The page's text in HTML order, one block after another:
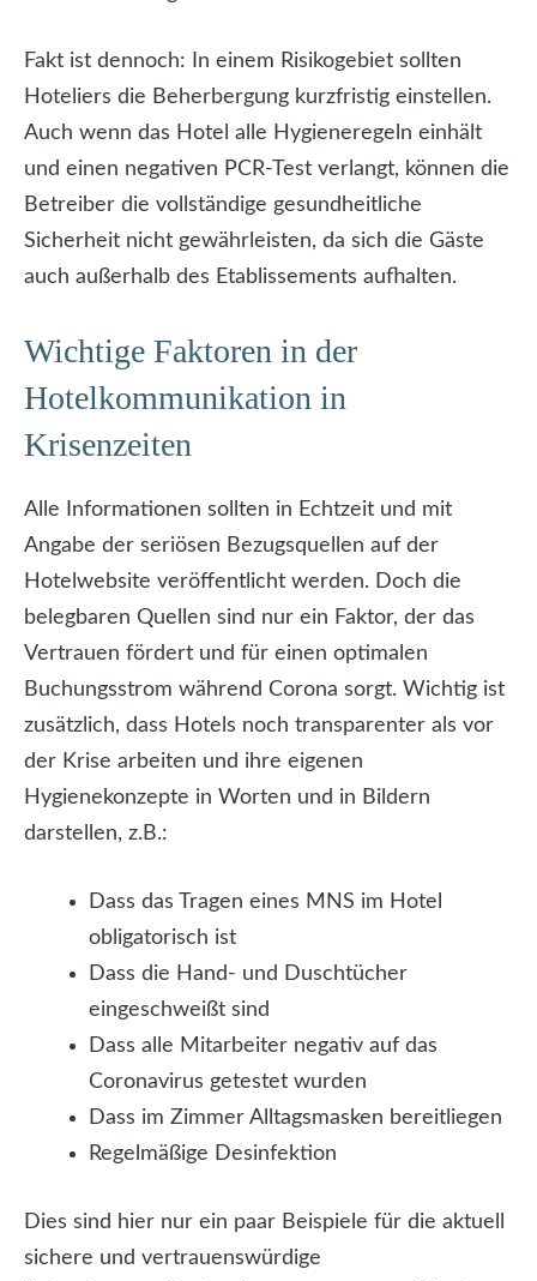
Fakt ist dennoch: In einem Risikogebiet sollten
Hoteliers die Beherbergung kurzfristig einstellen.
Auch wenn das Hotel alle Hygieneregeln einhält
und einen negativen PCR-Test verlangt, können die
Betreiber die vollständige gesundheitliche
Sicherheit nicht gewährleisten, da sich die Gäste
auch außerhalb des Etablissements aufhalten.
Wichtige Faktoren in der
Hotelkommunikation in
Krisenzeiten
Alle Informationen sollten in Echtzeit und mit
Angabe der seriösen Bezugsquellen auf der
Hotelwebsite veröffentlicht werden. Doch die
belegbaren Quellen sind nur ein Faktor, der das
Vertrauen fördert und für einen optimalen
Buchungsstrom während Corona sorgt. Wichtig ist
zusätzlich, dass Hotels noch transparenter als vor
der Krise arbeiten und ihre eigenen
Hygienekonzepte in Worten und in Bildern
darstellen, z.B.:
Dass das Tragen eines MNS im Hotel
obligatorisch ist
Dass die Hand- und Duschtücher
eingeschweißt sind
Dass alle Mitarbeiter negativ auf das
Coronavirus getestet wurden
Dass im Zimmer Alltagsmasken bereitliegen
Regelmäßige Desinfektion
Dies sind hier nur ein paar Beispiele für die aktuell
sichere und vertrauenswürdige